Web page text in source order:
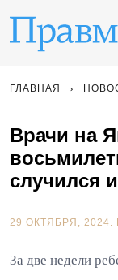
ГЛАВНАЯ
Врачи на
случился
29 ОКТЯБРЯ, 2024.
За две недели